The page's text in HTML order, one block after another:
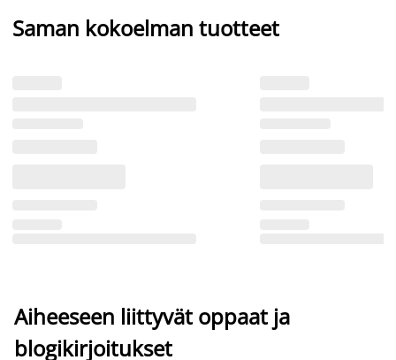
Saman kokoelman tuotteet
Aiheeseen liittyvät oppaat ja
blogikirjoitukset